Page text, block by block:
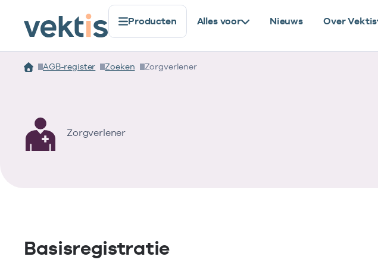
Producten Alles voor Nieuws Over Vektis
AGB-register Zoeken Zorgverlener
Zorgverlener
Basisregistratie